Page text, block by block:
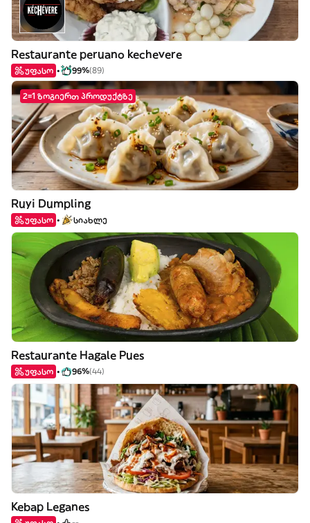
Restaurante peruano kechevere
უფასო 99%(89)
2=1 ზოგიერთ პროდუქტზე
Ruyi Dumpling
უფასო სიახლე
Restaurante Hagale Pues
უფასო 96%(44)
Kebap Leganes